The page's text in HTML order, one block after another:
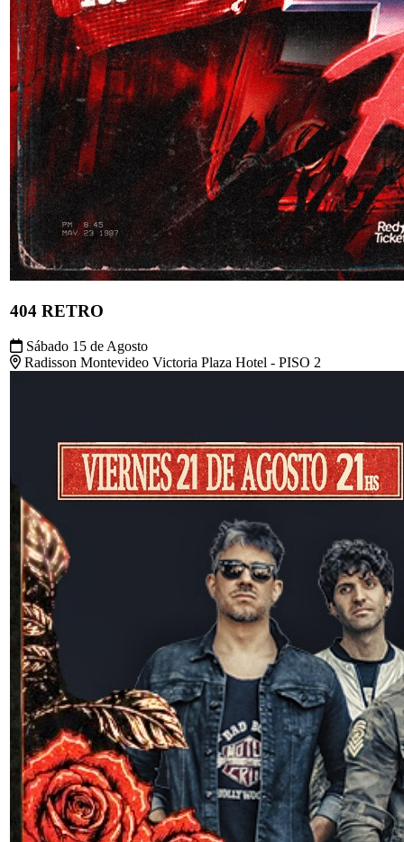
404 RETRO
Sábado 15 de Agosto
Radisson Montevideo Victoria Plaza Hotel - PISO 2